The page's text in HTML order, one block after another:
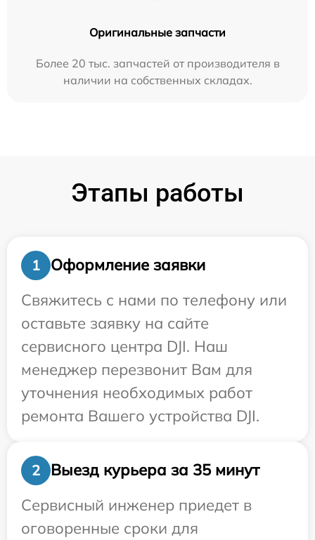
Оригинальные запчасти
Более 20 тыс. запчастей от производителя в
наличии на собственных складах.
Этапы работы
1
Оформление заявки
Свяжитесь с нами по телефону или
оставьте заявку на сайте
сервисного центра DJI. Наш
менеджер перезвонит Вам для
уточнения необходимых работ
ремонта Вашего устройства DJI.
2
Выезд курьера за 35 минут
Сервисный инженер приедет в
оговоренные сроки для